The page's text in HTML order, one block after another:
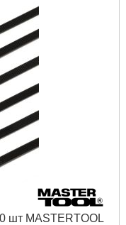
шт MASTERTOOL